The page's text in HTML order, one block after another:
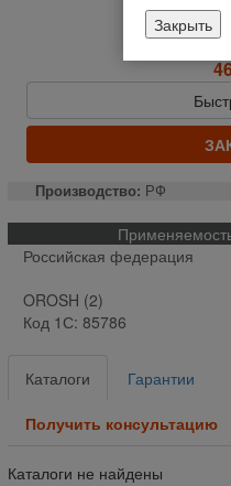
Нет в
Производство: РФ
Российская федерация
OROSH (2)
Код 1С: 85786
Каталоги Гарантии
Получить консультацию
Каталоги не найдены
Закрыть